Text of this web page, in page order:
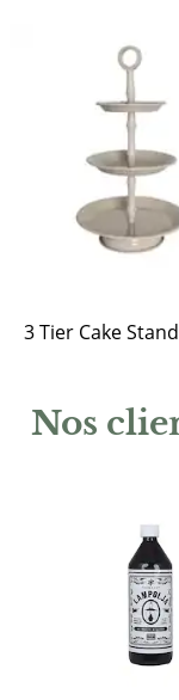
3 Tier Cake
Nos